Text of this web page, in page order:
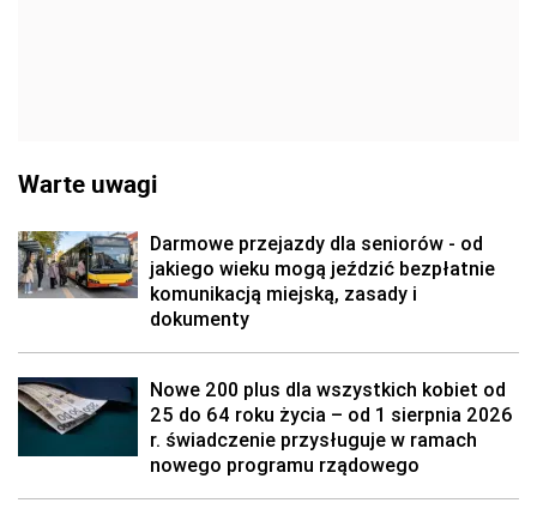
Warte uwagi
Darmowe przejazdy dla seniorów - od
jakiego wieku mogą jeździć bezpłatnie
komunikacją miejską, zasady i
dokumenty
Nowe 200 plus dla wszystkich kobiet od
25 do 64 roku życia – od 1 sierpnia 2026
r. świadczenie przysługuje w ramach
nowego programu rządowego